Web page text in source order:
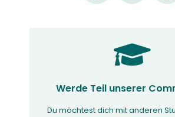
Werde Teil unserer
Du möchtest dich mit anderen